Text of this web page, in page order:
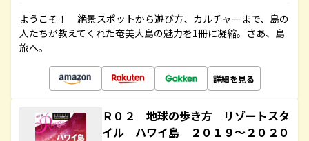
ようこそ！ 絶景スポットから遊び方、カルチャーまで、島の
人たちが教えてくれた奄美大島の魅力を1冊に凝縮。さあ、島
旅へ。
詳細を見る
Ｒ０２ 地球の歩き方 リゾートスタ
イル ハワイ島 ２０１９～２０２０